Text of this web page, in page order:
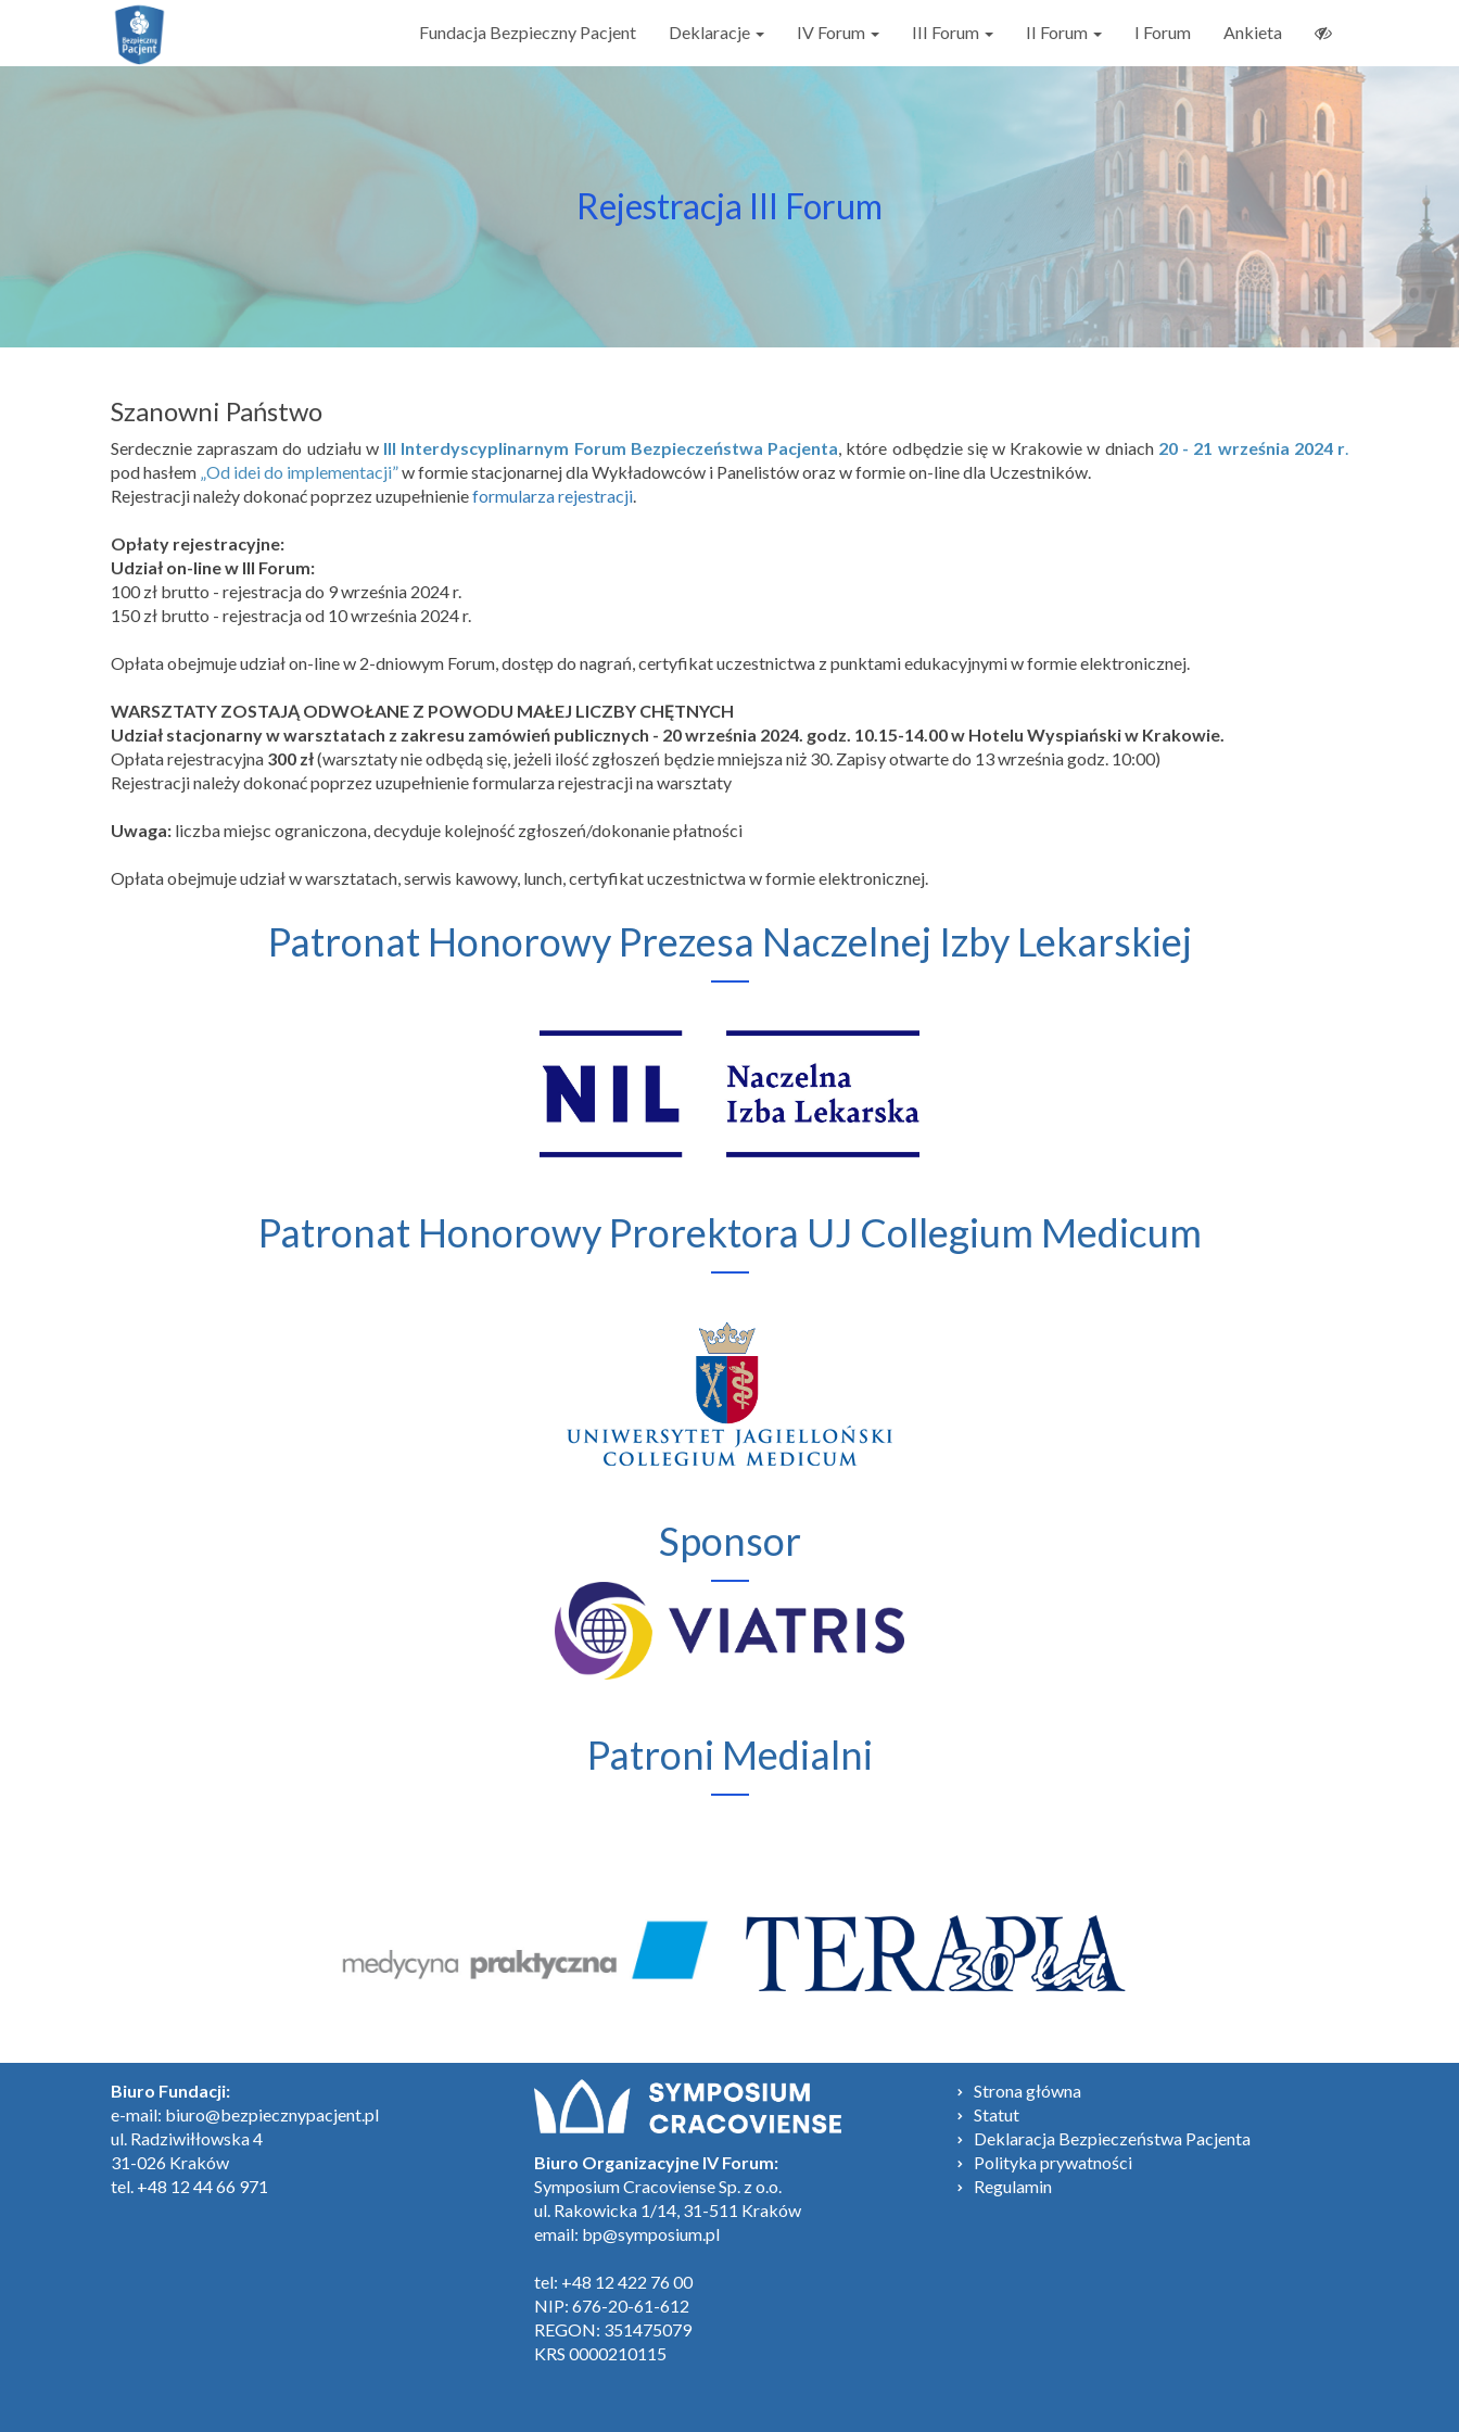
Fundacja Bezpieczny Pacjent Deklaracje IV Forum III Forum II Forum I Forum Ankieta
Rejestracja III Forum
Szanowni Państwo
Serdecznie zapraszam do udziału w III Interdyscyplinarnym Forum Bezpieczeństwa Pacjenta, które odbędzie się w Krakowie w dniach 20 - 21 września 2024 r.
pod hasłem „Od idei do implementacji”w formie stacjonarnej dla Wykładowców i Panelistów oraz w formie on-line dla Uczestników.
Rejestracji należy dokonać poprzez uzupełnienieformularza rejestracji.
Opłaty rejestracyjne:
Udział on-line w III Forum:
100 zł brutto - rejestracja do 9 września 2024 r.
150 zł brutto - rejestracja od 10 września 2024 r.
Opłata obejmuje udział on-line w 2-dniowym Forum, dostęp do nagrań, certyfikat uczestnictwa z punktami edukacyjnymi w formie elektronicznej.
WARSZTATY ZOSTAJĄ ODWOŁANE Z POWODU MAŁEJ LICZBY CHĘTNYCH
Udział stacjonarny w warsztatach z zakresu zamówień publicznych - 20 września 2024. godz. 10.15-14.00 w Hotelu Wyspiański w Krakowie.
Opłata rejestracyjna 300 zł(warsztaty nie odbędą się, jeżeli ilość zgłoszeń będzie mniejsza niż 30. Zapisy otwarte do 13 września godz. 10:00)
Rejestracji należy dokonać poprzez uzupełnienie formularza rejestracji na warsztaty
Uwaga: liczba miejsc ograniczona, decyduje kolejność zgłoszeń/dokonanie płatności
Opłata obejmuje udział w warsztatach, serwis kawowy, lunch, certyfikat uczestnictwa w formie elektronicznej.
Patronat Honorowy Prezesa Naczelnej Izby Lekarskiej
Patronat Honorowy Prorektora UJ Collegium Medicum
Sponsor
Patroni Medialni
Biuro Fundacji:
e-mail: biuro@bezpiecznypacjent.pl
ul. Radziwiłłowska 4
31-026 Kraków
tel. +48 12 44 66 971
Biuro Organizacyjne IV Forum:
Symposium Cracoviense Sp. z o.o.
ul. Rakowicka 1/14, 31-511 Kraków
email: bp@symposium.pl
tel: +48 12 422 76 00
NIP: 676-20-61-612
REGON: 351475079
KRS 0000210115
Strona główna
Statut
Deklaracja Bezpieczeństwa Pacjenta
Polityka prywatności
Regulamin